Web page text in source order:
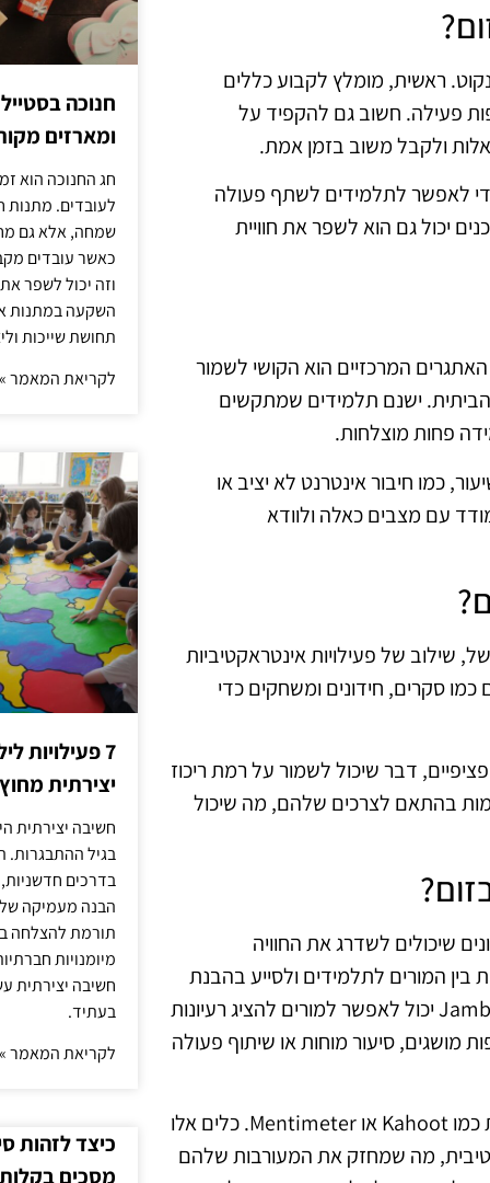
ראשית, מומלץ לקבוע כללים
פעילה. חשוב גם להקפיד על
ולקבל משוב בזמן אמת.
לאפשר לתלמידים לשתף פעולה
יכול גם הוא לשפר את חוויית
המרכזיים הוא הקושי לשמור
ישנם תלמידים שמתקשים
פחות מוצלחות.
כמו חיבור אינטרנט לא יציב או
עם מצבים כאלה ולוודא
שילוב של פעילויות אינטראקטיביות
סקרים, חידונים ומשחקים כדי
דבר שיכול לשמור על רמת ריכוז
בהתאם לצרכים שלהם, מה שיכול
שיכולים לשדרג את החוויה
בין המורים לתלמידים ולסייע בהבנת
החומר הנלמד. למשל, שימוש בלוחות שיתוף כמו Miro או Jamboard יכול לאפשר למורים להציג רעיונות
מושגים, סיעור מוחות או שיתוף פעולה
בנוסף, ישנם כלים המאפשרים למורים לבצע משובים בזמן אמת כמו Kahoot או Mentimeter. כלים אלו
מה שמחזק את המעורבות שלהם
חנוכה
ומארזים
חג החנוכה הוא
לעובדים. מתנות
שמחה, אלא גם
כאשר עובדים
וזה יכול לשפר
השקעה במתנות
תחושת שייכות
לקריאת המאמר »
7 פעילויות
יצירתית
חשיבה יצירתית
בגיל ההתבגרות.
בדרכים חדשניות,
הבנה מעמיקה
תורמת להצלחה
מיומנויות
חשיבה יצירתית
בעתיד.
לקריאת המאמר »
כיצד לזהות
מסכים בקלות